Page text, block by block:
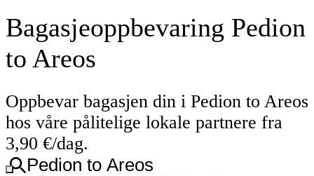
Bagasjeoppbevaring Pedion
to Areos
Oppbevar bagasjen din i Pedion to Areos
hos våre pålitelige lokale partnere fra
3,90 €/dag.
Pedion to Areos